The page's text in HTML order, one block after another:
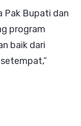
Pak Bupati dan
program
baik dari